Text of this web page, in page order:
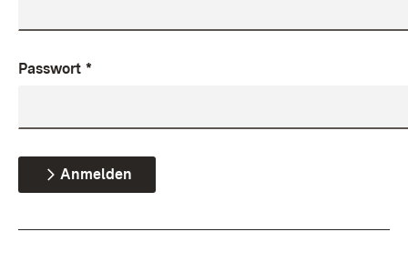
Passwort *
Anmelden